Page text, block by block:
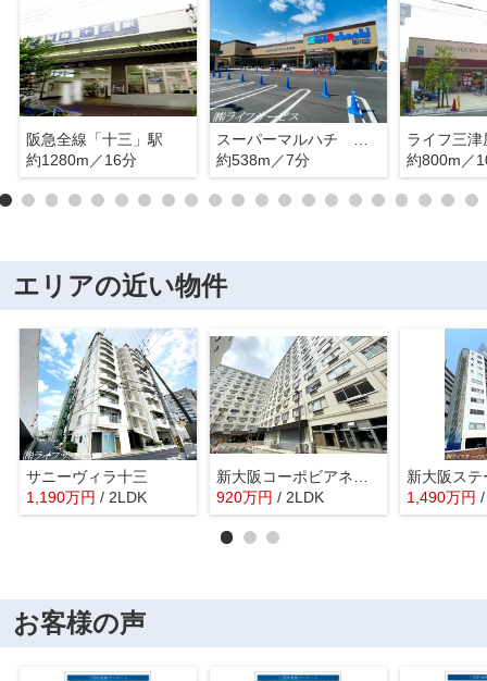
阪急全線「十三」駅
約1280m／16分
約538m／7分
ライフ三津
約800m／
エリアの近い物件
サニーヴィラ十三
1,190万円 / 2LDK
920万円 / 2LDK 1,490万円
お客様の声